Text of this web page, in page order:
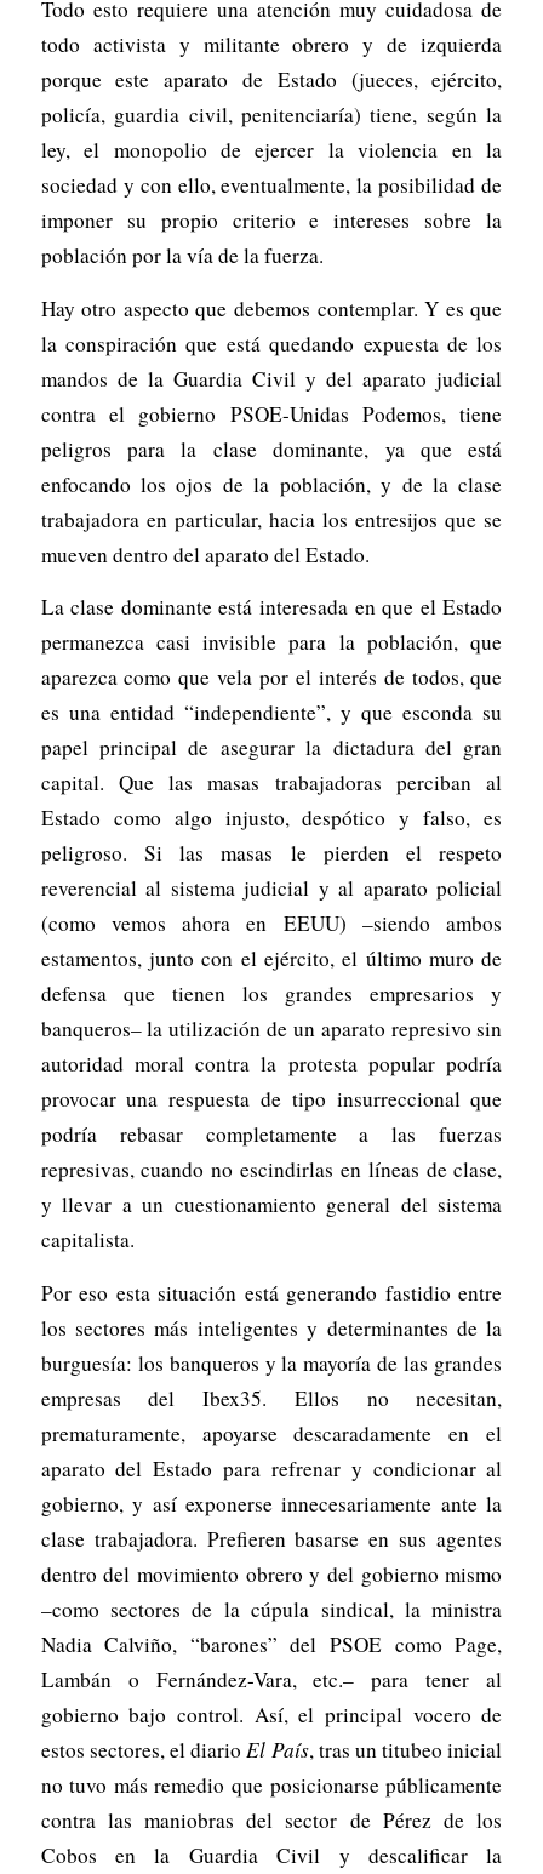
Todo esto requiere una atención muy cuidadosa de
todo activista y militante obrero y de izquierda
porque este aparato de Estado (jueces, ejército,
policía, guardia civil, penitenciaría) tiene, según la
ley, el monopolio de ejercer la violencia en la
sociedad y con ello, eventualmente, la posibilidad de
imponer su propio criterio e intereses sobre la
población por la vía de la fuerza.
Hay otro aspecto que debemos contemplar. Y es que
la conspiración que está quedando expuesta de los
mandos de la Guardia Civil y del aparato judicial
contra el gobierno PSOE-Unidas Podemos, tiene
peligros para la clase dominante, ya que está
enfocando los ojos de la población, y de la clase
trabajadora en particular, hacia los entresijos que se
mueven dentro del aparato del Estado.
La clase dominante está interesada en que el Estado
permanezca casi invisible para la población, que
aparezca como que vela por el interés de todos, que
es una entidad “independiente”, y que esconda su
papel principal de asegurar la dictadura del gran
capital. Que las masas trabajadoras perciban al
Estado como algo injusto, despótico y falso, es
peligroso. Si las masas le pierden el respeto
reverencial al sistema judicial y al aparato policial
(como vemos ahora en EEUU) –siendo ambos
estamentos, junto con el ejército, el último muro de
defensa que tienen los grandes empresarios y
banqueros– la utilización de un aparato represivo sin
autoridad moral contra la protesta popular podría
provocar una respuesta de tipo insurreccional que
podría rebasar completamente a las fuerzas
represivas, cuando no escindirlas en líneas de clase,
y llevar a un cuestionamiento general del sistema
capitalista.
Por eso esta situación está generando fastidio entre
los sectores más inteligentes y determinantes de la
burguesía: los banqueros y la mayoría de las grandes
empresas del Ibex35. Ellos no necesitan,
prematuramente, apoyarse descaradamente en el
aparato del Estado para refrenar y condicionar al
gobierno, y así exponerse innecesariamente ante la
clase trabajadora. Prefieren basarse en sus agentes
dentro del movimiento obrero y del gobierno mismo
–como sectores de la cúpula sindical, la ministra
Nadia Calviño, “barones” del PSOE como Page,
Lambán o Fernández-Vara, etc.– para tener al
gobierno bajo control. Así, el principal vocero de
estos sectores, el diarioEl País, tras un titubeo inicial
no tuvo más remedio que posicionarse públicamente
contra las maniobras del sector de Pérez de los
Cobos en la Guardia Civil y descalificar la